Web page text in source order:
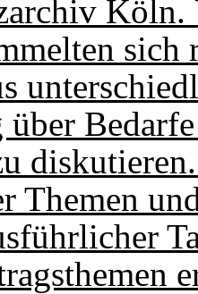
über
Themen